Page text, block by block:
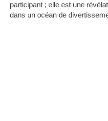
participant ; elle est une
dans un océan de